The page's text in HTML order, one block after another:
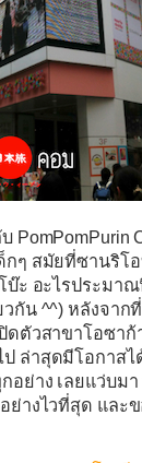
PomPomPurin
กๆ สมัยที่ซานริโ
บ๊ะ อะไรประมา
วกัน ^^) หลังจาก
ดตัวสาขาโอซาก้
ล่าสุดมีโอกาสไ
อย่าง เลยแว่บมา
ย่างไวที่สุด และ